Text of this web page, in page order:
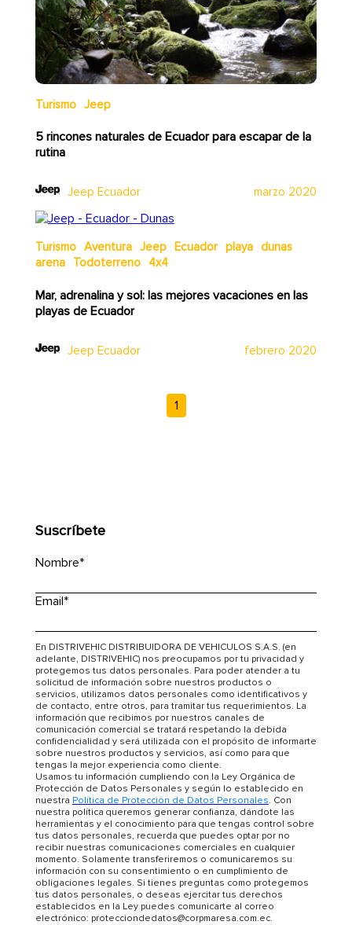
Turismo Jeep
5 rincones naturales de Ecuador para escapar de la
rutina
Jeep Ecuador marzo 2020
Turismo Aventura Jeep Ecuador playa dunas
arena
Todoterreno 4x4
Mar, adrenalina y sol: las mejores vacaciones en las
playas de Ecuador
Jeep Ecuador febrero 2020
1
Suscríbete
Nombre*
Email*
En DISTRIVEHIC DISTRIBUIDORA DE VEHICULOS S.A.S. (en
adelante, DISTRIVEHIC) nos preocupamos por tu privacidad y
protegemos tus datos personales. Para poder atender a tu
solicitud de información sobre nuestros productos o
servicios, utilizamos datos personales como identificativos y
de contacto, entre otros, para tramitar tus requerimientos. La
información que recibimos por nuestros canales de
comunicación comercial se tratará respetando la debida
confidencialidad y será utilizada con el propósito de informarte
sobre nuestros productos y servicios, así como para que
tengas la mejor experiencia como cliente.
Usamos tu información cumpliendo con la Ley Orgánica de
Protección de Datos Personales y según lo establecido en
nuestra Política de Protección de Datos Personales. Con
nuestra política queremos generar confianza, dándote las
herramientas y el conocimiento para que tengas control sobre
tus datos personales, recuerda que puedes optar por no
recibir nuestras comunicaciones comerciales en cualquier
momento. Solamente transferiremos o comunicaremos su
información con su consentimiento o en cumplimiento de
obligaciones legales. Si tienes preguntas como protegemos
tus datos personales, o deseas ejercitar tus derechos
establecidos en la Ley puedes comunicarte al correo
electrónico: protecciondedatos@corpmaresa.com.ec.